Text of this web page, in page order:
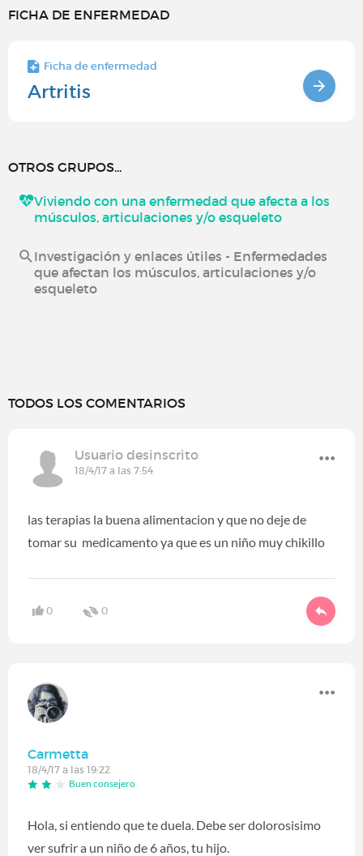
FICHA DE ENFERMEDAD
Ficha de enfermedad
Artritis
OTROS GRUPOS...
Viviendo con una enfermedad que afecta a los
músculos, articulaciones y/o esqueleto
Investigación y enlaces útiles - Enfermedades
que afectan los músculos, articulaciones y/o
esqueleto
TODOS LOS COMENTARIOS
Usuario desinscrito
18/4/17 a las 7:54
las terapias la buena alimentacion y que no deje de
tomar su medicamento ya que es un niño muy chikillo
0 0
Carmetta
18/4/17 a las 19:22
Buen consejero
Hola, si entiendo que te duela. Debe ser dolorosisimo
ver sufrir a un niño de 6 años, tu hijo.